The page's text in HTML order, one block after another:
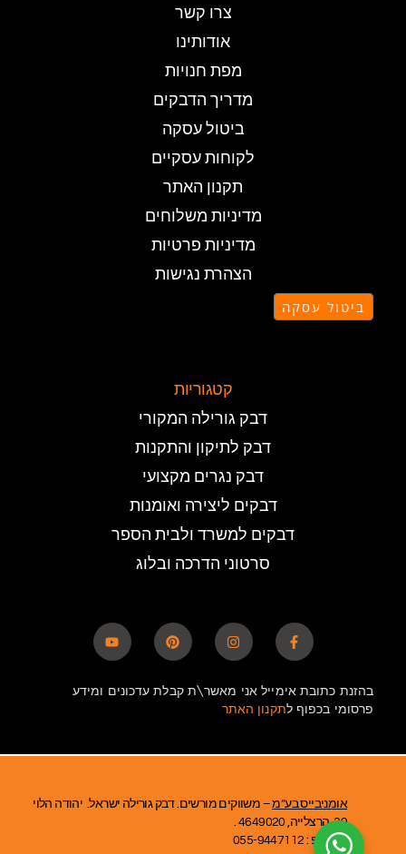
בהזנת כתובת אימייל אני מאשר\ת קבלת עדכונים ומידע
פרסומי בכפוף לתקנון האתר
קטגוריות
דבק גורילה המקורי
דבק לתיקון והתקנות
דבק נגרים מקצועי
דבקים ליצירה ואומנות
דבקים למשרד ולבית הספר
סרטוני הדרכה ובלוג
צרו קשר
אודותינו
מפת חנויות
מדריך הדבקים
ביטול עסקה
לקוחות עסקיים
תקנון האתר
מדיניות משלוחים
מדיניות פרטיות
הצהרת נגישות
ביטול עסקה
אומניבייס בע”מ– משווקים מורשים. דבק גורילה ישראל. יהודה הלוי
39, הרצלייה, 4649020 .
ווטסאפ : 055-9447112